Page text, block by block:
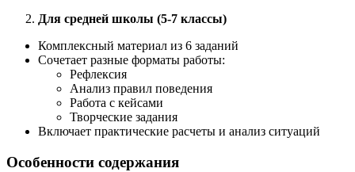
Для средней школы (5-7 классы)
Комплексный материал из 6 заданий
Сочетает разные форматы работы:
Рефлексия
Анализ правил поведения
Работа с кейсами
Творческие задания
Включает практические расчеты и анализ ситуаций
Особенности содержания